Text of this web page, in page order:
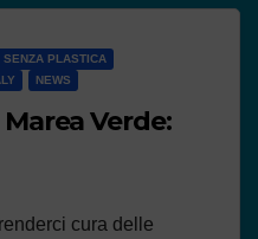
SENZA PLASTICA
NEWS
Verde:
cura delle